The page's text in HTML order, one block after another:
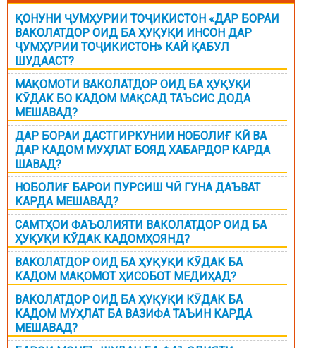
ҚОНУНИ ҶУМҲУРИИ ТОҶИКИСТОН «ДАР БОРАИ
ВАКОЛАТДОР ОИД БА ҲУҚУҚИ ИНСОН ДАР
ҶУМҲУРИИ ТОҶИКИСТОН» КАЙ ҚАБУЛ
ШУДААСТ?
МАҚОМОТИ ВАКОЛАТДОР ОИД БА ҲУҚУҚИ
КӮДАК БО КАДОМ МАҚСАД ТАЪСИС ДОДА
МЕШАВАД?
ДАР БОРАИ ДАСТГИРКУНИИ НОБОЛИҒ КӢ ВА
ДАР КАДОМ МУҲЛАТ БОЯД ХАБАРДОР КАРДА
ШАВАД?
НОБОЛИҒ БАРОИ ПУРСИШ ЧӢ ГУНА ДАЪВАТ
КАРДА МЕШАВАД?
САМТҲОИ ФАЪОЛИЯТИ ВАКОЛАТДОР ОИД БА
ҲУҚУҚИ КЎДАК КАДОМҲОЯНД?
ВАКОЛАТДОР ОИД БА ҲУҚУҚИ КӮДАК БА
КАДОМ МАҚОМОТ ҲИСОБОТ МЕДИҲАД?
ВАКОЛАТДОР ОИД БА ҲУҚУҚИ КӮДАК БА
КАДОМ МУҲЛАТ БА ВАЗИФА ТАЪИН КАРДА
МЕШАВАД?